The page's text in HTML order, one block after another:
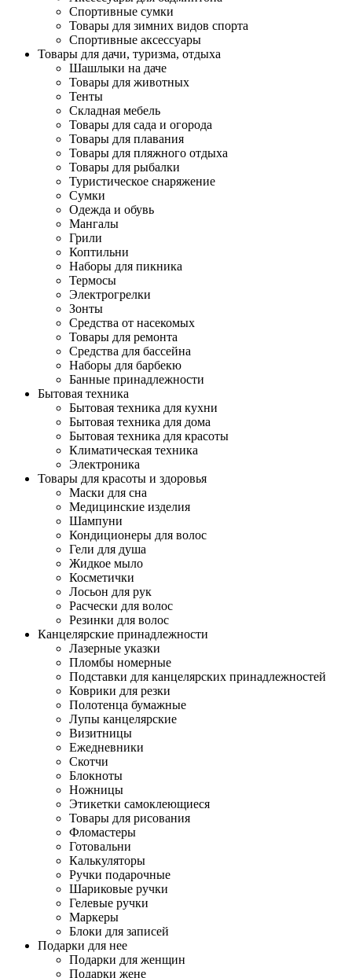
Спортивные сумки
Товары для зимних видов спорта
Спортивные аксессуары
Товары для дачи, туризма, отдыха
Шашлыки на даче
Товары для животных
Тенты
Складная мебель
Товары для сада и огорода
Товары для плавания
Товары для пляжного отдыха
Товары для рыбалки
Туристическое снаряжение
Сумки
Одежда и обувь
Мангалы
Грили
Коптильни
Наборы для пикника
Термосы
Электрогрелки
Зонты
Средства от насекомых
Товары для ремонта
Средства для бассейна
Наборы для барбекю
Банные принадлежности
Бытовая техника
Бытовая техника для кухни
Бытовая техника для дома
Бытовая техника для красоты
Климатическая техника
Электроника
Товары для красоты и здоровья
Маски для сна
Медицинские изделия
Шампуни
Кондиционеры для волос
Гели для душа
Жидкое мыло
Косметички
Лосьон для рук
Расчески для волос
Резинки для волос
Канцелярские принадлежности
Лазерные указки
Пломбы номерные
Подставки для канцелярских принадлежностей
Коврики для резки
Полотенца бумажные
Лупы канцелярские
Визитницы
Ежедневники
Скотчи
Блокноты
Ножницы
Этикетки самоклеющиеся
Товары для рисования
Фломастеры
Готовальни
Калькуляторы
Ручки подарочные
Шариковые ручки
Гелевые ручки
Маркеры
Блоки для записей
Подарки для нее
Подарки для женщин
Подарки жене